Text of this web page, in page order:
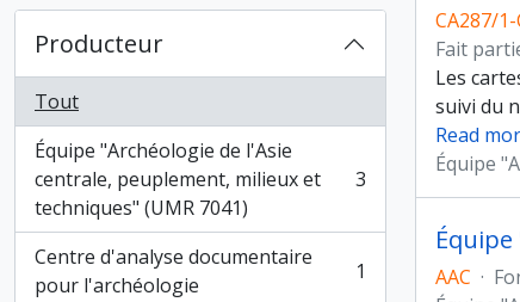
Producteur
Tout
Équipe "Archéologie de l'Asie
centrale, peuplement, milieux et
techniques" (UMR 7041)
, 3 résultats 3
Centre d'analyse documentaire
pour l'archéologie
, 1 résultats 1
CA287/
Fait
Les
suivi du
Read
Équipe
AAC ·